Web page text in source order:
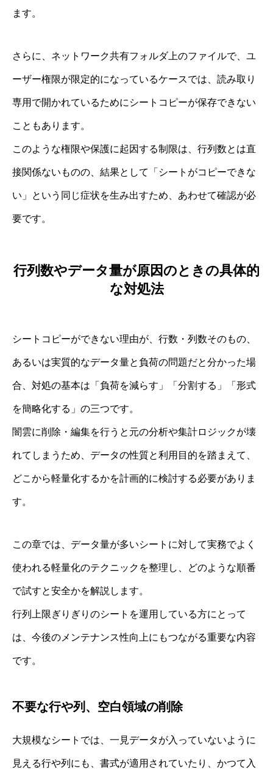
ます。
さらに、ネットワーク共有フォルダ上のファイルで、ユ
ーザー権限が限定的になっているケースでは、読み取り
専用で開かれているためにシートコピーが保存できない
こともあります。
このような権限や保護に起因する制限は、行列数とは直
接関係ないものの、結果として「シートがコピーできな
い」という同じ症状を生み出すため、あわせて確認が必
要です。
行列数やデータ量が原因のときの具体的
な対処法
シートコピーができない理由が、行数・列数そのもの、
あるいは実質的なデータ量と負荷の問題だと分かった場
合、対処の基本は「負荷を減らす」「分割する」「形式
を簡略化する」の三つです。
闇雲に削除・編集を行うと元の分析や集計ロジックが壊
れてしまうため、データの性質と利用目的を踏まえて、
どこから軽量化するかを計画的に検討する必要がありま
す。
この章では、データ量が多いシートに対して実務でよく
使われる軽量化のテクニックを整理し、どのような順番
で試すと安全かを解説します。
行列上限ぎりぎりのシートを運用している方にとって
は、今後のメンテナンス性向上にもつながる重要な内容
です。
不要な行や列、空白領域の削除
大規模なシートでは、一見データが入っていないように
見える行や列にも、書式が適用されていたり、かつて入